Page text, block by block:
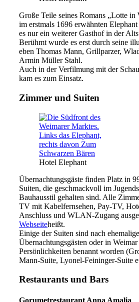
Große Teile seines Romans „Lotte in
im erstmals 1696 erwähnten
es nur ein weiterer Gasthof in der
Berühmt wurde es erst durch seine
eben Thomas Mann, Grillparzer,
Armin Müller Stahl.
Auch in der Verfilmung mit der
kam es zum Einsatz.
Zimmer und Suiten
Hotel Elephant
Übernachtungsgäste finden Platz in
Suiten, die geschmackvoll im
Bauhausstil gehalten sind. Alle
TV mit Kabelfernsehen, Pay-TV,
Anschluss und WLAN-Zugang
Webseiteheißt.
Einige der Suiten sind nach
Übernachtungsgästen oder in
Persönlichkeiten benannt worden
Mann-Suite, Lyonel-Feininger-Suite
Restaurants und Bars
Gorumetrestaurant Anna Amalia